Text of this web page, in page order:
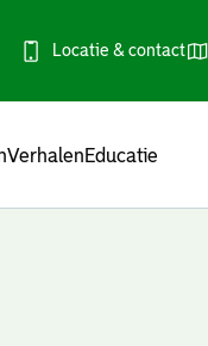
Locatie & contact
VerhalenEducatie